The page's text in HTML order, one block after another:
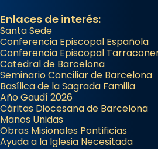
Enlaces de interés:
Santa Sede
Conferencia Episcopal Española
Conferencia Episcopal
Catedral de Barcelona
Seminario Conciliar de Barcelona
Basílica de la Sagrada Familia
Año Gaudí 2026
Cáritas Diocesana de Barcelona
Manos Unidas
Obras Misionales Pontificias
Ayuda a la Iglesia Necesitada